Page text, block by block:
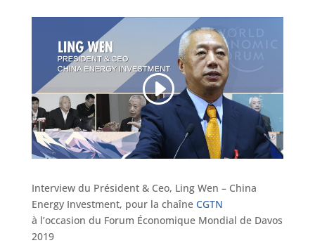
Interview du Président & Ceo, Ling Wen – China
Energy Investment, pour la chaîne CGTN
à l’occasion du Forum Économique Mondial de Davos
2019